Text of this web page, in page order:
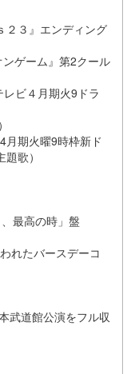
２３』エンディング
ゲーム』第2クール
レビ４月期火9ドラ
月期火曜9時枠新ド
歌）
最高の時」盤
れたバースデーコ
武道館公演をフル収